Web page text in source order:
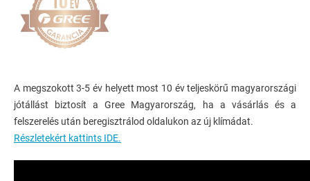
A megszokott 3-5 év helyett most 10 év teljeskörű magyarországi
jótállást biztosít a Gree Magyarország, ha a vásárlás és a
felszerelés után beregisztrálod oldalukon az új klímádat.
Részletekért kattints IDE.